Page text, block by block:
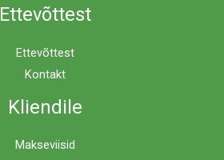
Ettevõttest
Ettevõttest
Kontakt
Kliendile
Makseviisid